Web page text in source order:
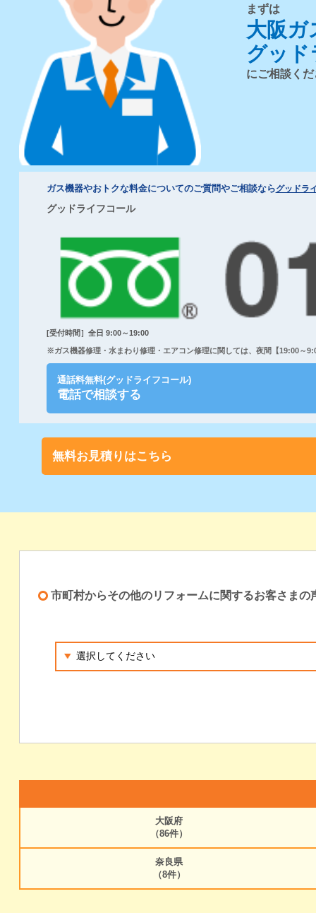
まずは
大阪ガ
グッド
にご相談く
ガス機器やおトクな料金についてのご質問やご相談ならグッドラ
グッドライフコール
[受付時間］全日 9:00～19:00
※ガス機器修理・水まわり修理・エアコン修理に関しては、夜間【19:00～
通話料無料(グッドライフコール)
電話で相談する
無料お見積りはこちら
市町村からその他のリフォームに関するお客さまの
大阪府
（86件）
奈良県
（8件）